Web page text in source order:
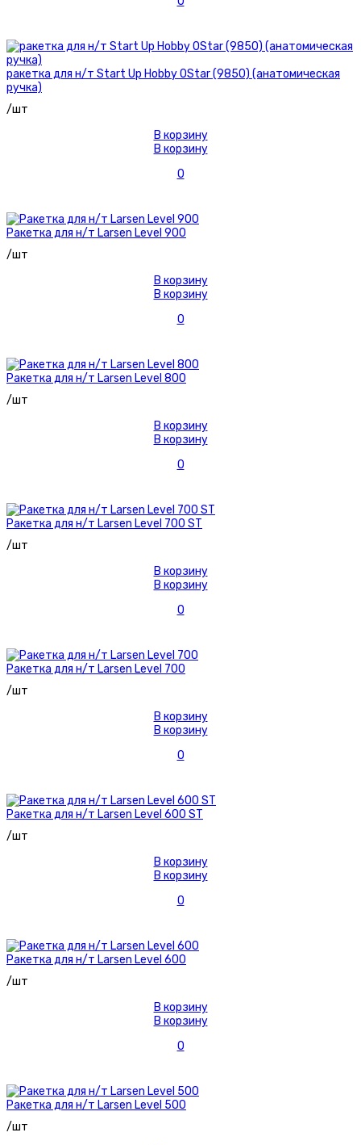
ракетка для н/т Start Up Hobby 0Star (9850) (анатомическая
ручка)
/шт
В корзину
В корзину
0
Ракетка для н/т Larsen Level 900
/шт
В корзину
В корзину
0
Ракетка для н/т Larsen Level 800
/шт
В корзину
В корзину
0
Ракетка для н/т Larsen Level 700 ST
/шт
В корзину
В корзину
0
Ракетка для н/т Larsen Level 700
/шт
В корзину
В корзину
0
Ракетка для н/т Larsen Level 600 ST
/шт
В корзину
В корзину
0
Ракетка для н/т Larsen Level 600
/шт
В корзину
В корзину
0
Ракетка для н/т Larsen Level 500
/шт